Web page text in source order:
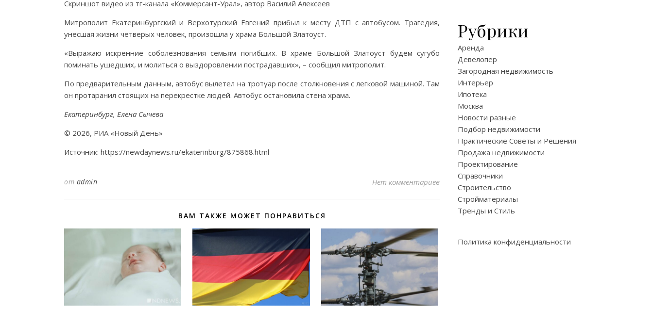
Скриншот видео из тг-канала «Коммерсант-Урал», автор Василий Алексеев
Митрополит Екатеринбургский и Верхотурский Евгений прибыл к месту ДТП с автобусом. Трагедия,
унесшая жизни четверых человек, произошла у храма Большой Златоуст.
«Выражаю искренние соболезнования семьям погибших. В храме Большой Златоуст будем сугубо
поминать ушедших, и молиться о выздоровлении пострадавших», – сообщил митрополит.
По предварительным данным, автобус вылетел на тротуар после столкновения с легковой машиной. Там
он протаранил стоящих на перекрестке людей. Автобус остановила стена храма.
Екатеринбург, Елена Сычева
© 2026, РИА «Новый День»
Источник: https://newdaynews.ru/ekaterinburg/875868.html
от admin Нет комментариев
ВАМ ТАКЖЕ МОЖЕТ ПОНРАВИТЬСЯ
Рубрики
Аренда
Девелопер
Загородная недвижимость
Интерьер
Ипотека
Москва
Новости разные
Подбор недвижимости
Практические Советы и Решения
Продажа недвижимости
Проектирование
Справочники
Строительство
Стройматериалы
Тренды и Стиль
Политика конфиденциальности